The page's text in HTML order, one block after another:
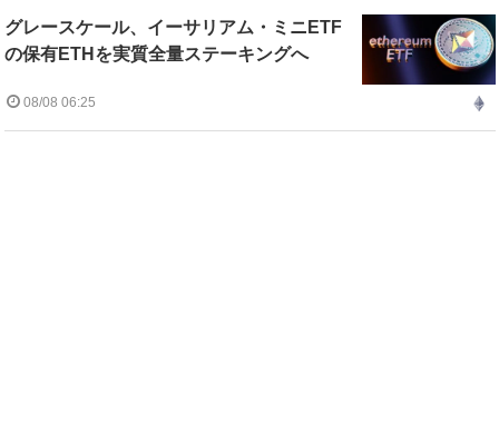
グレースケール、イーサリアム・ミニETF
の保有ETHを実質全量ステーキングへ
08/08 06:25